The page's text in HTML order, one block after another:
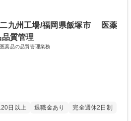
重要な役割を担っている。 学歴・資
：英語 資格：薬剤師
二九州工場/福岡県飯塚市 医薬
質管理
薬品の品質管理業務
日以上 退職金あり
完全週休2日制